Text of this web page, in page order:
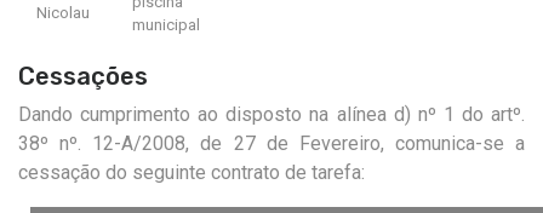
Nicolau
municipal
Cessações
Dando cumprimento ao disposto na alínea d) nº 1 do artº.
38º nº. 12-A/2008, de 27 de Fevereiro, comunica-se a
cessação do seguinte contrato de tarefa: